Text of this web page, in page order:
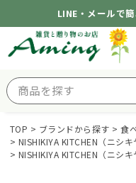
LINE・メールで
TOP ブランドから探す
食
NISHIKIYA KITCHEN（ニシキ
NISHIKIYA KITCHEN（ニシ